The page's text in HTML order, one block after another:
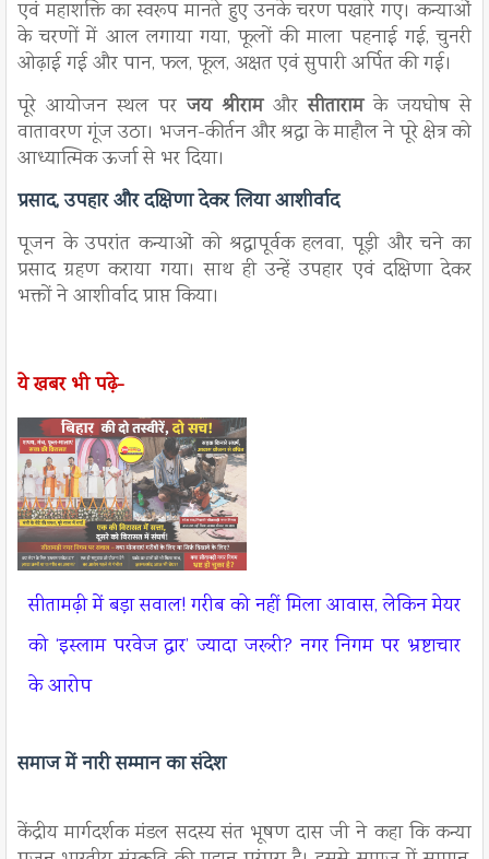
एवं महाशक्ति का स्वरूप मानते हुए उनके चरण पखारे गए। कन्याओं
के चरणों में आल लगाया गया, फूलों की माला पहनाई गई, चुनरी
ओढ़ाई गई और पान, फल, फूल, अक्षत एवं सुपारी अर्पित की गई।
पूरे आयोजन स्थल परजय श्रीरामऔरसीतारामके जयघोष से
वातावरण गूंज उठा। भजन-कीर्तन और श्रद्धा के माहौल ने पूरे क्षेत्र को
आध्यात्मिक ऊर्जा से भर दिया।
प्रसाद, उपहार और दक्षिणा देकर लिया आशीर्वाद
पूजन के उपरांत कन्याओं को श्रद्धापूर्वक हलवा, पूड़ी और चने का
प्रसाद ग्रहण कराया गया। साथ ही उन्हें उपहार एवं दक्षिणा देकर
भक्तों ने आशीर्वाद प्राप्त किया।
ये खबर भी पढ़े-
सीतामढ़ी में बड़ा सवाल! गरीब को नहीं मिला आवास, लेकिन मेयर
को ‘इस्लाम परवेज द्वार’ ज्यादा जरूरी? नगर निगम पर भ्रष्टाचार
के आरोप
समाज में नारी सम्मान का संदेश
केंद्रीय मार्गदर्शक मंडल सदस्य संत भूषण दास जी ने कहा कि कन्या